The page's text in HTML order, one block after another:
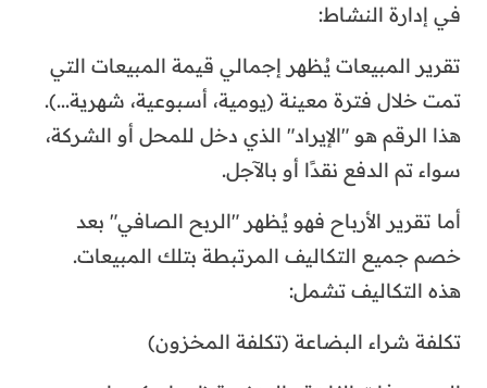
في إدارة النشاط:
تقرير المبيعات يُظهر إجمالي قيمة المبيعات التي
تمت خلال فترة معينة (يومية، أسبوعية، شهرية...).
هذا الرقم هو "الإيراد" الذي دخل للمحل أو الشركة،
سواء تم الدفع نقدًا أو بالآجل.
أما تقرير الأرباح فهو يُظهر "الربح الصافي" بعد
خصم جميع التكاليف المرتبطة بتلك المبيعات.
هذه التكاليف تشمل:
تكلفة شراء البضاعة (تكلفة المخزون)